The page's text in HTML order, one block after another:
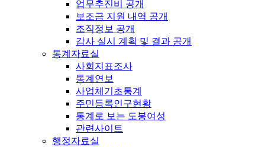
업무추진비 공개
보조금 지원 내역 공개
조직정보 공개
감사 실시 계획 및 결과 공개
통계자료실
사회지표조사
통계연보
사업체기초통계
주민등록인구현황
통계로 보는 도봉여성
관련사이트
행정자료실